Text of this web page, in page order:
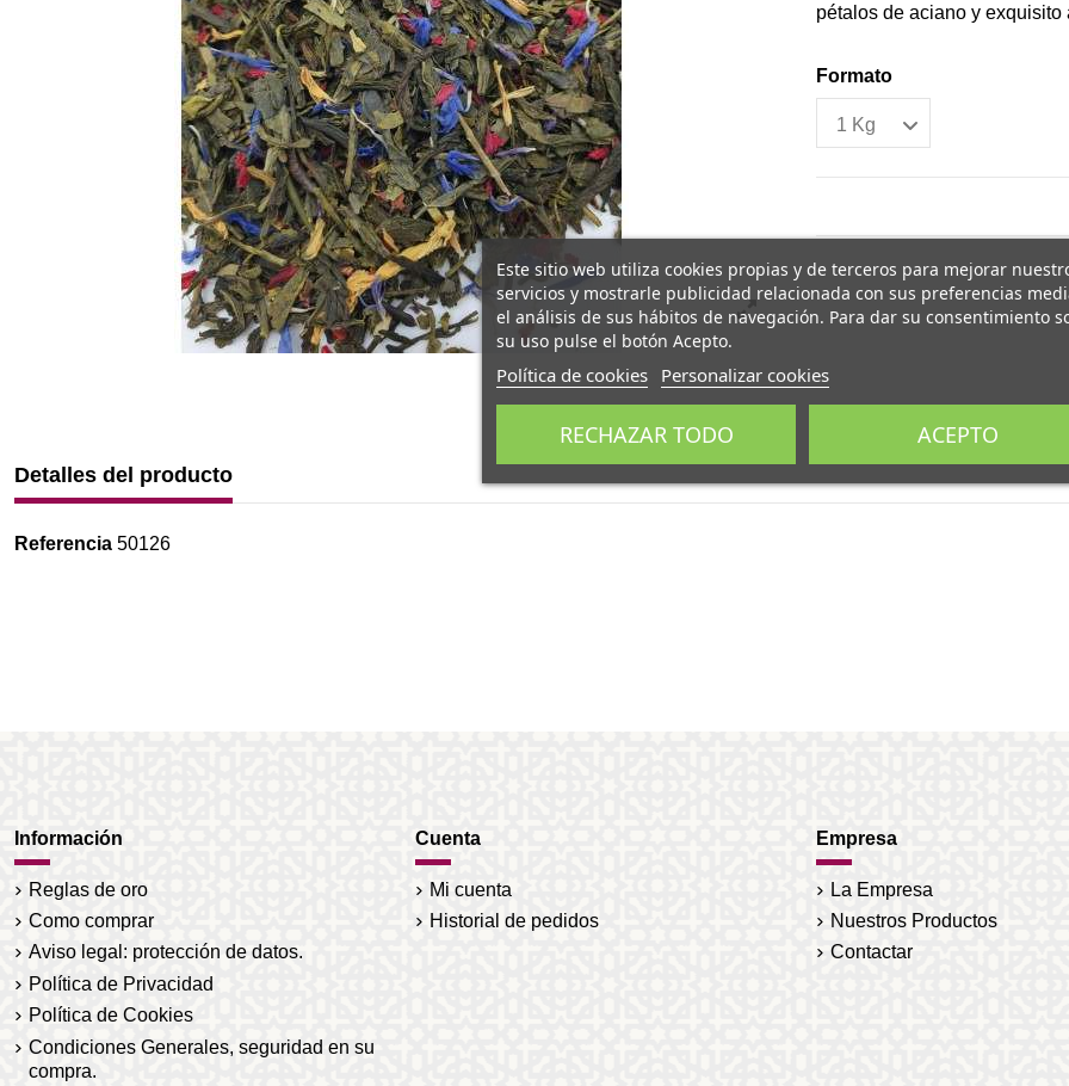
pétalos de aciano y exquisito
Formato
Detalles del producto
Referencia 50126
Información
Reglas de oro
Como comprar
Aviso legal: protección de datos.
Política de Privacidad
Política de Cookies
Condiciones Generales, seguridad en su
compra.
Cuenta
Mi cuenta
Historial de pedidos
Empresa
La Empresa
Nuestros Productos
Contactar
Este sitio web utiliza cookies propias y de terceros para mejorar
servicios y mostrarle publicidad relacionada con sus preferencias
el análisis de sus hábitos de navegación. Para dar su consentimiento
su uso pulse el botón Acepto.
Política de cookies Personalizar cookies
RECHAZAR TODO ACEPTO